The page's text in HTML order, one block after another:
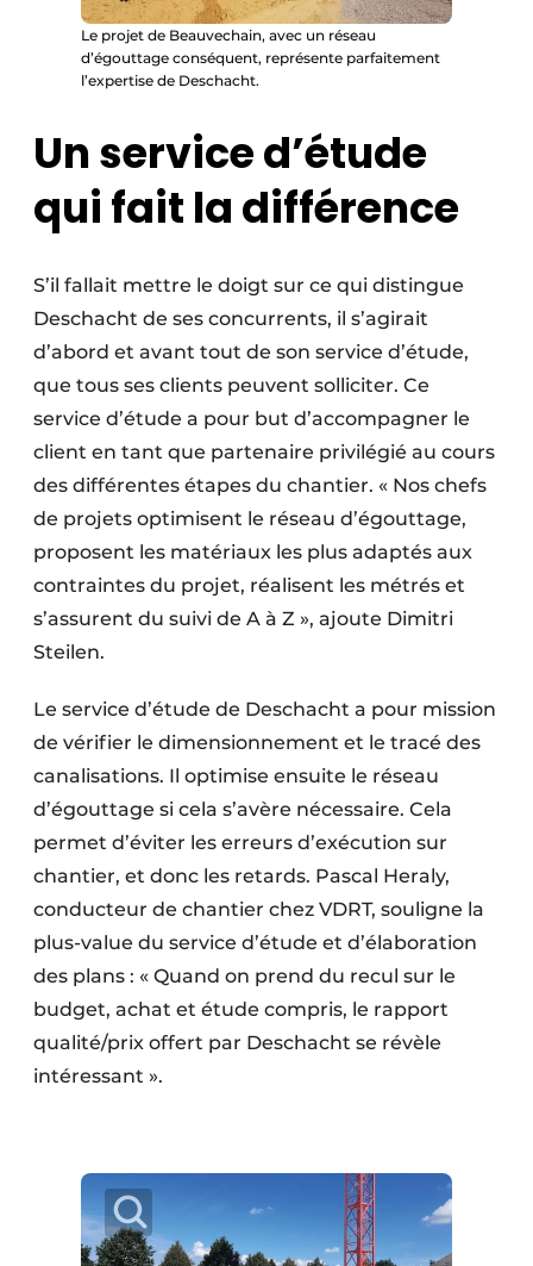
Le projet de Beauvechain, avec un réseau
d’égouttage conséquent, représente parfaitement
l’expertise de Deschacht.
Un service d’étude
qui fait la différence
S’il fallait mettre le doigt sur ce qui distingue
Deschacht de ses concurrents, il s’agirait
d’abord et avant tout de son service d’étude,
que tous ses clients peuvent solliciter. Ce
service d’étude a pour but d’accompagner le
client en tant que partenaire privilégié au cours
des différentes étapes du chantier. « Nos chefs
de projets optimisent le réseau d’égouttage,
proposent les matériaux les plus adaptés aux
contraintes du projet, réalisent les métrés et
s’assurent du suivi de A à Z », ajoute Dimitri
Steilen.
Le service d’étude de Deschacht a pour mission
de vérifier le dimensionnement et le tracé des
canalisations. Il optimise ensuite le réseau
d’égouttage si cela s’avère nécessaire. Cela
permet d’éviter les erreurs d’exécution sur
chantier, et donc les retards. Pascal Heraly,
conducteur de chantier chez VDRT, souligne la
plus-value du service d’étude et d’élaboration
des plans : « Quand on prend du recul sur le
budget, achat et étude compris, le rapport
qualité/prix offert par Deschacht se révèle
intéressant ».